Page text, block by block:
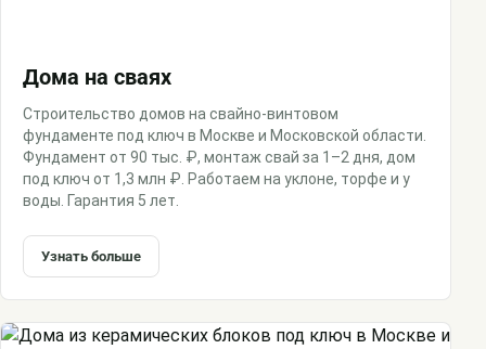
Дома на сваях
Строительство домов на свайно-винтовом
фундаменте под ключ в Москве и Московской области.
Фундамент от 90 тыс. ₽, монтаж свай за 1–2 дня, дом
под ключ от 1,3 млн ₽. Работаем на уклоне, торфе и у
воды. Гарантия 5 лет.
Узнать больше